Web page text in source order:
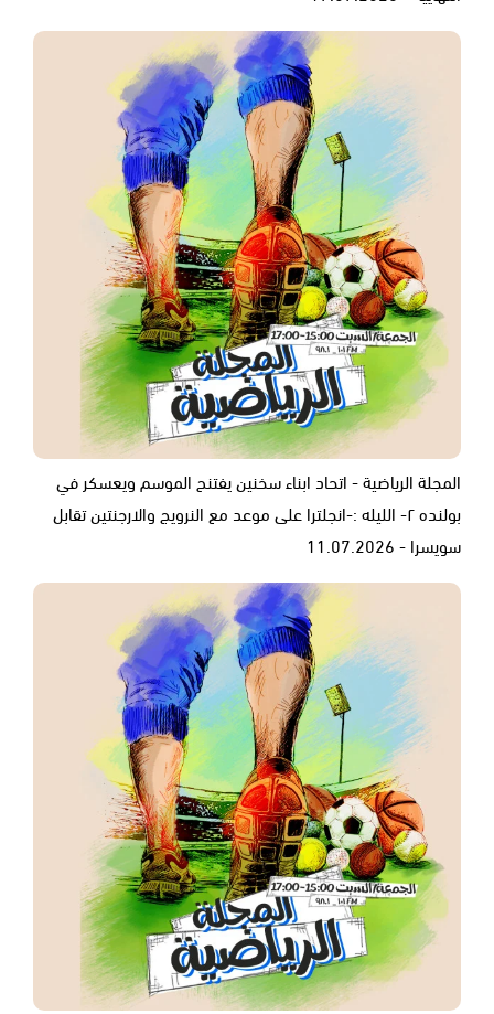
المجلة الرياضية - اتحاد ابناء سخنين يفتنح الموسم ويعسكر في
بولنده ٢- الليله :-انجلترا على موعد مع النرويج والارجنتين تقابل
سويسرا - 11.07.2026